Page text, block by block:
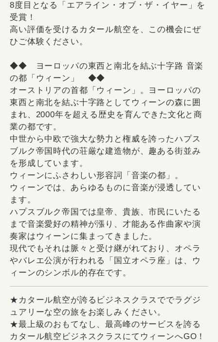
8度目となる「エアライン・オブ・ザ・イヤー」を
受賞！
高い評価を受けるカタール航空を、この機会にぜ
ひご体験ください。
◆◆ ヨーロッパの東西と南北を結ぶ十字路 音楽
の都「ウィーン」 ◆◆
オーストリアの首都「ウィーン」。ヨーロッパの
東西と南北を結ぶ十字路としてウィーンの森に囲
まれ、2000年を超える歴史を育んできた文化と商
業の都です。
中世から中欧で強大な勢力と権威を誇ったハプス
ブルク帝国時代の荘厳な建造物が、趣ある街並み
を形成しています。
ウィーンにふさわしい形容詞「音楽の都」。
ウィーンでは、あらゆるものに音楽が浸透してい
ます。
ハプスブルク帝国では皇帝、貴族、市民にいたる
まで音楽愛好の精神が漲り、才能ある作曲家や演
奏家はウィーンに集まってきました。
現代でもそれは脈々と受け継がれており、オペラ
やバレエ公演が行われる「国立オペラ座」は、ウ
ィーンのシンボル的存在です。
★カタール航空が誇るビジネスクラスででラグジ
ュアリーな空の旅をお楽しみください。
★最上級のおもてなし、最高峰のサービスを誇る
カタール航空ビジネスクラスにてウィーンへGO！